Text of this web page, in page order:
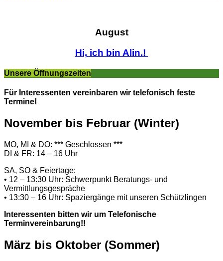
August
Hi, ich bin Alin.!
Unsere Öffnungszeiten
Für Interessenten vereinbaren wir telefonisch feste
Termine!
November bis Februar (Winter)
MO, MI & DO: *** Geschlossen ***
DI & FR: 14 – 16 Uhr
SA, SO & Feiertage:
• 12 – 13:30 Uhr: Schwerpunkt Beratungs- und
Vermittlungsgespräche
• 13:30 – 16 Uhr: Spaziergänge mit unseren Schützlingen
Interessenten bitten wir um Telefonische
Terminvereinbarung!!
März bis Oktober (Sommer)